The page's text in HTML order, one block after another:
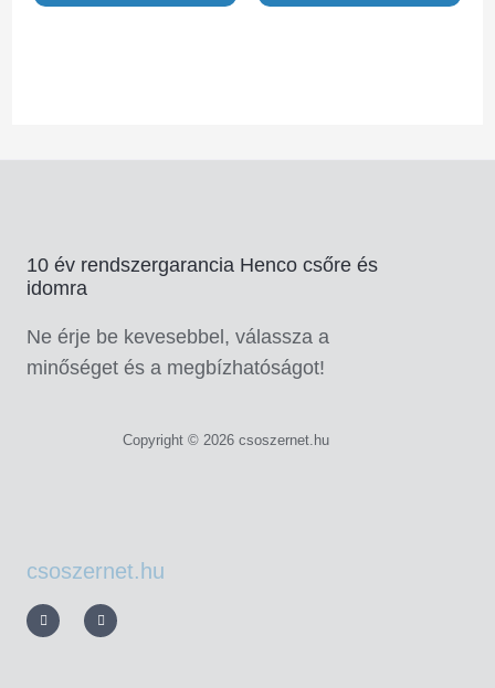
10 év rendszergarancia Henco csőre és
idomra
Ne érje be kevesebbel, válassza a
minőséget és a megbízhatóságot!
Copyright © 2026 csoszernet.hu
csoszernet.hu